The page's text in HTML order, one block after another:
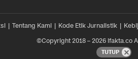
Tentang Kami Kode Etik Jurnalistik
©Copyright 2018 – 2026 ifakta.co
TUTUP